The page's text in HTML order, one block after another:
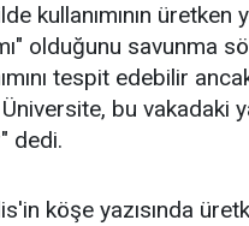
kullanımının üretken
olduğunu savunma
tespit edebilir
bu vakadaki
dedi.
köşe yazısında